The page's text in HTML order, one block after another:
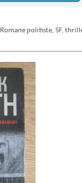
Romane politiste, SF,